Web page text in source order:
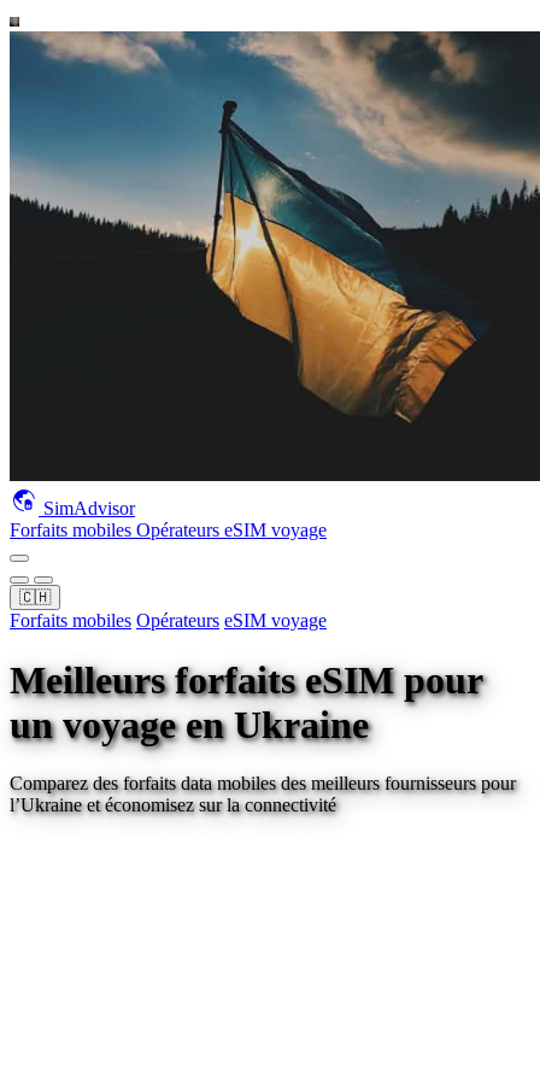
SimAdvisor
Forfaits mobiles Opérateurs eSIM voyage
🇨🇭
Forfaits mobiles Opérateurs eSIM voyage
Meilleurs forfaits eSIM pour
un voyageen Ukraine
Comparez des forfaits data mobiles des meilleurs fournisseurs pour
l’Ukraineet économisez sur la connectivité